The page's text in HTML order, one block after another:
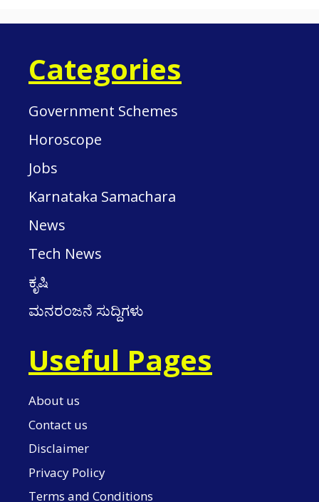
Categories
Government Schemes
Horoscope
Jobs
Karnataka Samachara
News
Tech News
ಕೃಷಿ
ಮನರಂಜನೆ ಸುದ್ದಿಗಳು
Useful Pages
About us
Contact us
Disclaimer
Privacy Policy
Terms and Conditions